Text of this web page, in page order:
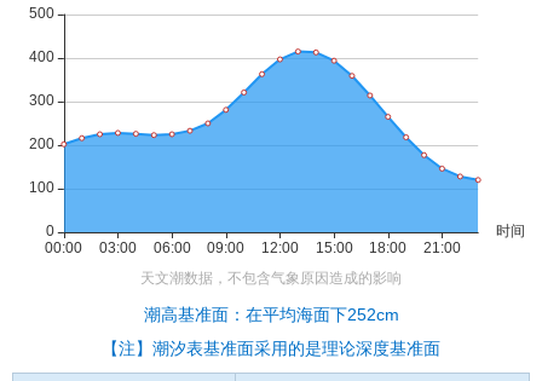
潮高基准面：在平均海面下252cm
【注】潮汐表基准面采用的是理论深度基准面